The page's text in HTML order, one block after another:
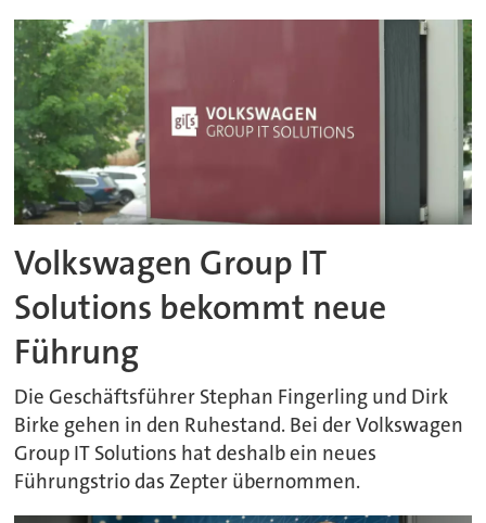
Volkswagen Group IT
Solutions bekommt neue
Führung
Die Geschäftsführer Stephan Fingerling und Dirk
Birke gehen in den Ruhestand. Bei der Volkswagen
Group IT Solutions hat deshalb ein neues
Führungstrio das Zepter übernommen.